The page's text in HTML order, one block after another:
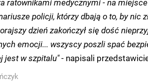
policji, którzy dbają o to, by nic
dzień zakończył się dość
emocji... wszyscy poszli spać
jest w szpitalu"- napisali